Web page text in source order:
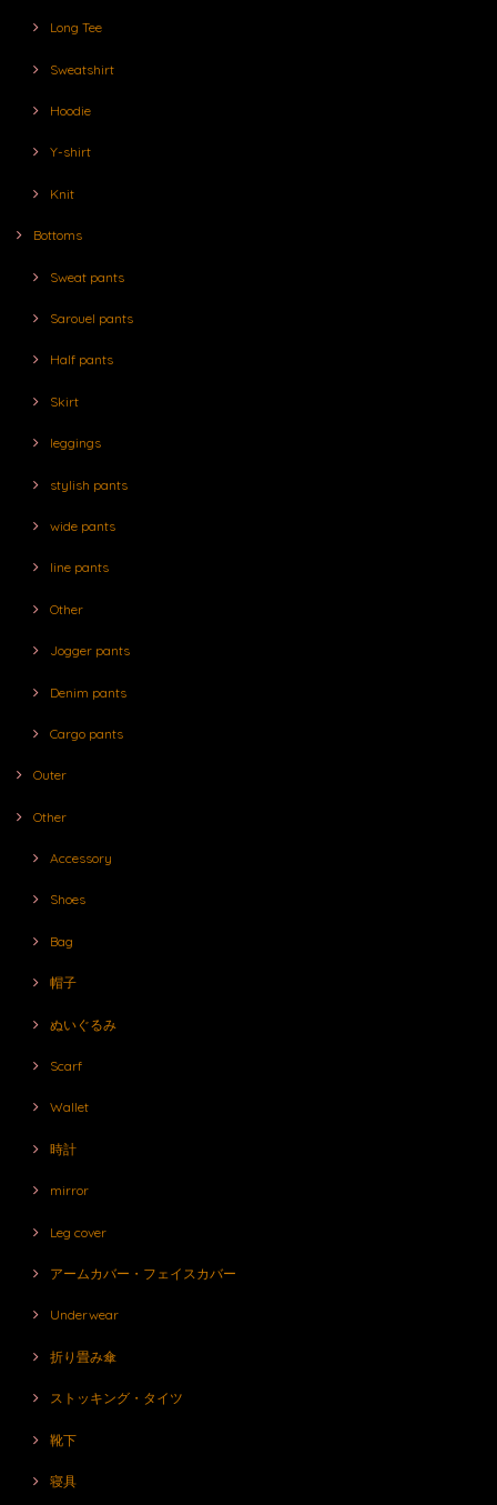
Long Tee
Sweatshirt
Hoodie
Y-shirt
Knit
Bottoms
Sweat pants
Sarouel pants
Half pants
Skirt
leggings
stylish pants
wide pants
line pants
Other
Jogger pants
Denim pants
Cargo pants
Outer
Other
Accessory
Shoes
Bag
帽子
ぬいぐるみ
Scarf
Wallet
時計
mirror
Leg cover
アームカバー・フェイスカバー
Underwear
折り畳み傘
ストッキング・タイツ
靴下
寝具